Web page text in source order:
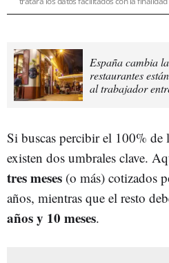
España cambia
restaurantes
al trabajador
Si buscas percibir el 100% de
existen dos umbrales clave.
tres meses (o más) cotizados
años, mientras que el resto
años y 10 meses.